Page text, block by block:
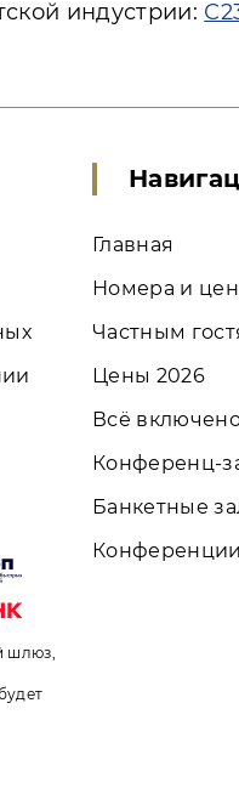
индустрии:
шлюз,
Главная
Номера и
Частным
Цены 2026
Всё
Конференц-
Банкетные
Конференции